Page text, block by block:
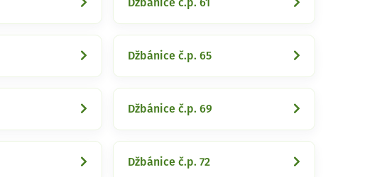
Džbánice č.p. 61
Džbánice č.p. 65
Džbánice č.p. 69
Džbánice č.p. 72